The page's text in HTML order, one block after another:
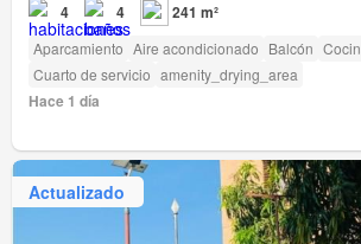
4 4 241 m²
Aparcamiento Aire acondicionado Balcón
Cuarto de servicio amenity_drying_area
Hace 1 día
Actualizado